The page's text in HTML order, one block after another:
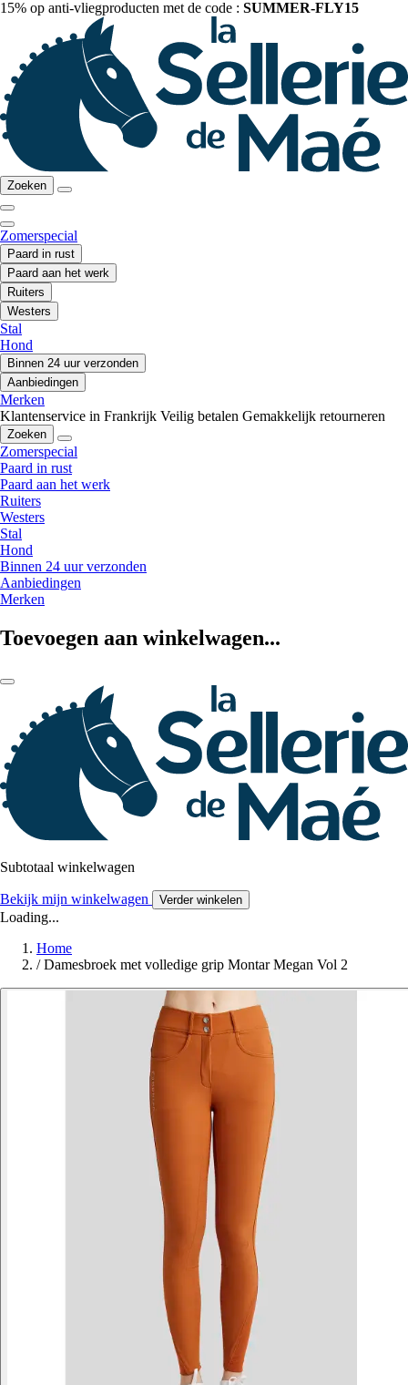
15% op anti-vliegproducten met de code : SUMMER-FLY15
Zoeken
Zomerspecial
Paard in rust
Paard aan het werk
Ruiters
Westers
Stal
Hond
Binnen 24 uur verzonden
Aanbiedingen
Merken
Klantenservice in Frankrijk Veilig betalen Gemakkelijk retourneren
Zoeken
Zomerspecial
Paard in rust
Paard aan het werk
Ruiters
Westers
Stal
Hond
Binnen 24 uur verzonden
Aanbiedingen
Merken
Toevoegen aan winkelwagen...
Subtotaal winkelwagen
Bekijk mijn winkelwagen Verder winkelen
Loading...
Home
/ Damesbroek met volledige grip Montar Megan Vol 2